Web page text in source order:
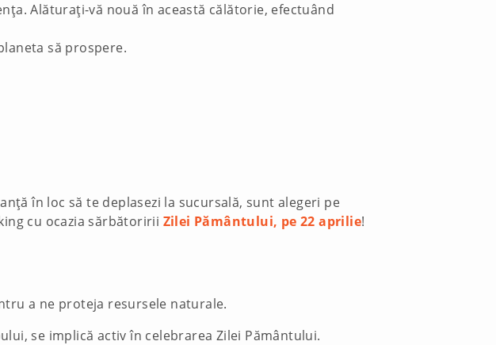
Alăturați-vă nouă în această călătorie, efectuând
să prospere.
în loc să te deplasezi la sucursală, sunt alegeri pe
cu ocazia sărbătoririi Zilei Pământului, pe 22 aprilie!
a ne proteja resursele naturale.
se implică activ în celebrarea Zilei Pământului.